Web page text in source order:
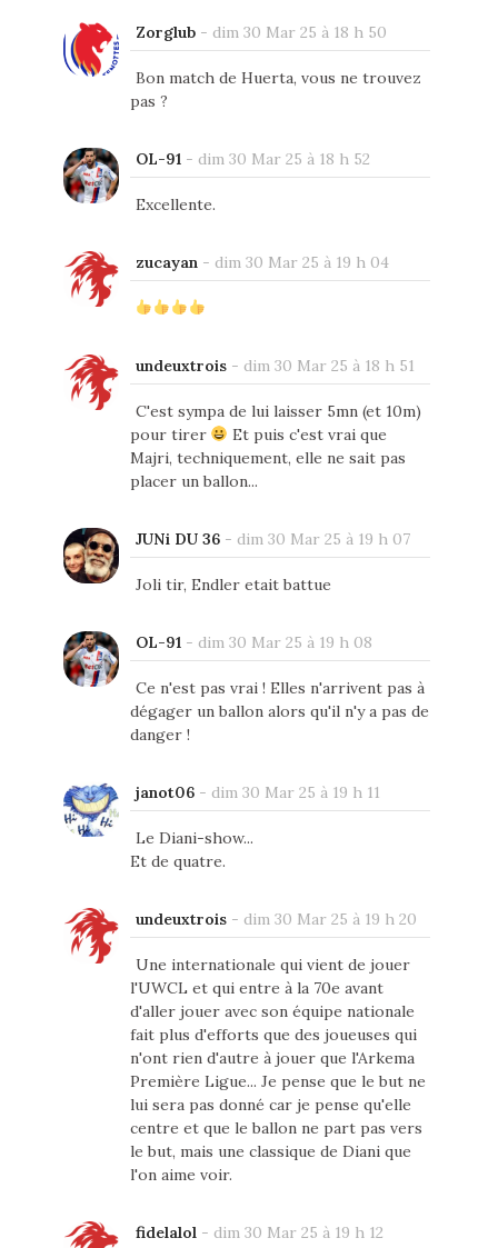
Zorglub- dim 30 Mar 25 à 18 h 50
Bon match de Huerta, vous ne trouvez
pas ?
OL-91 - dim 30 Mar 25 à 18 h 52
Excellente.
zucayan - dim 30 Mar 25 à 19 h 04
undeuxtrois- dim 30 Mar 25 à 18 h 51
C'est sympa de lui laisser 5mn (et 10m)
pour tirer
Et puis c'est vrai que
Majri, techniquement, elle ne sait pas
placer un ballon...
JUNi DU 36- dim 30 Mar 25 à 19 h 07
Joli tir, Endler etait battue
OL-91 - dim 30 Mar 25 à 19 h 08
Ce n'est pas vrai ! Elles n'arrivent pas à
dégager un ballon alors qu'il n'y a pas de
danger !
janot06- dim 30 Mar 25 à 19 h 11
Le Diani-show...
Et de quatre.
undeuxtrois- dim 30 Mar 25 à 19 h 20
Une internationale qui vient de jouer
l'UWCL et qui entre à la 70e avant
d'aller jouer avec son équipe nationale
fait plus d'efforts que des joueuses qui
n'ont rien d'autre à jouer que l'Arkema
Première Ligue... Je pense que le but ne
lui sera pas donné car je pense qu'elle
centre et que le ballon ne part pas vers
le but, mais une classique de Diani que
l'on aime voir.
fidelalol - dim 30 Mar 25 à 19 h 12